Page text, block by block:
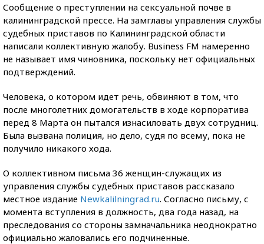
Сообщение о преступлении на сексуальной почве в
калининградской прессе. На замглавы управления службы
судебных приставов по Калининградской области
написали коллективную жалобу. Business FM намеренно
не называет имя чиновника, поскольку нет официальных
подтверждений.
Человека, о котором идет речь, обвиняют в том, что
после многолетних домогательств в ходе корпоратива
перед 8 Марта он пытался изнасиловать двух сотрудниц.
Была вызвана полиция, но дело, судя по всему, пока не
получило никакого хода.
О коллективном письма 36 женщин-служащих из
управления службы судебных приставов рассказало
местное издание Newkalilningrad.ru. Согласно письму, с
момента вступления в должность, два года назад, на
преследования со стороны замначальника неоднократно
официально жаловались его подчиненные.